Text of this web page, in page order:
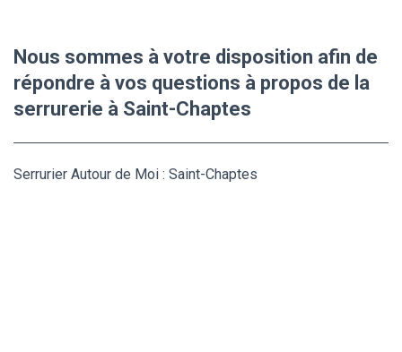
Nous sommes à votre disposition afin de
répondre à vos questions à propos de la
serrurerie à Saint-Chaptes
Serrurier Autour de Moi : Saint-Chaptes